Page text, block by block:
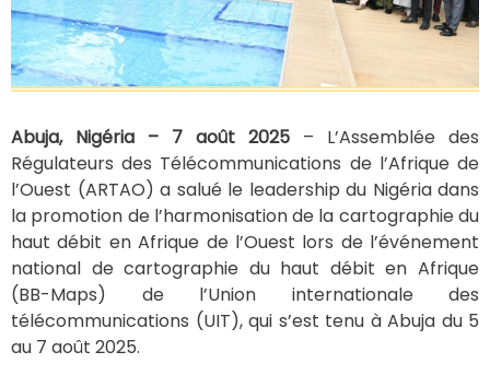
Abuja, Nigéria – 7 août 2025 – L’Assemblée des
Régulateurs des Télécommunications de l’Afrique de
l’Ouest (ARTAO) a salué le leadership du Nigéria dans
la promotion de l’harmonisation de la cartographie du
haut débit en Afrique de l’Ouest lors de l’événement
national de cartographie du haut débit en Afrique
(BB-Maps) de l’Union internationale des
télécommunications (UIT), qui s’est tenu à Abuja du 5
au 7 août 2025.